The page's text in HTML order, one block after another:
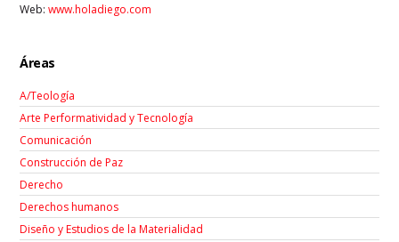
Web:www.holadiego.com
Áreas
A/Teología
Arte Performatividad y Tecnología
Comunicación
Construcción de Paz
Derecho
Derechos humanos
Diseño y Estudios de la Materialidad